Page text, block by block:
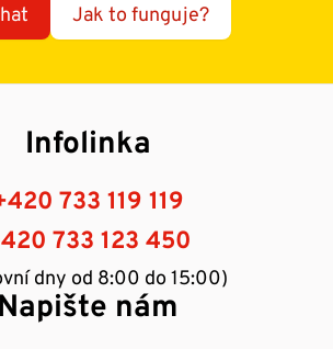
Jak to funguje?
Infolinka
733 119 119
733 123 450
dny od 8:00 do 15:00)
Napište nám